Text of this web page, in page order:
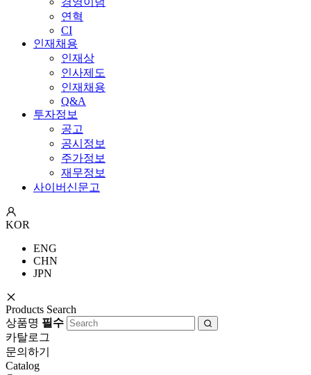
연혁
CI
인재채용
인재상
인사제도
인재채용
Q&A
투자정보
공고
공시정보
주가정보
재무정보
사이버신문고
KOR
ENG
CHN
JPN
Products Search
상품명 필수
카탈로그
문의하기
Catalog